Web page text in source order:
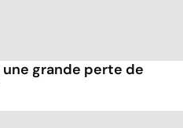
grande perte de